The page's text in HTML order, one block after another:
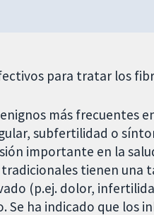
para tratar los
más frecuentes
subfertilidad o
importante en la
tienen una
(p.ej. dolor,
ha indicado que los